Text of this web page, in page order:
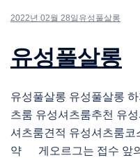
2022년 02월 28일 유성풀살롱
유성풀살롱
유성풀살롱 유성풀살롱
츠룸 유성셔츠룸추천 유
셔츠룸견적 유성셔츠룸코
약 게오르그는 접수 앞